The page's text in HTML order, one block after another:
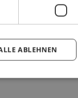
ABLEHNEN